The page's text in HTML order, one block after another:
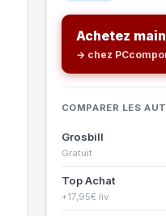
Achetez
→ chez
COMPARER LES
Grosbill
Gratuit
Top Achat
+17,95€ liv.